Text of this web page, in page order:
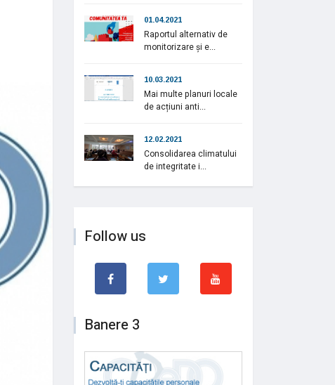
01.04.2021
Raportul alternativ de
monitorizare și e...
10.03.2021
Mai multe planuri locale
de acțiuni anti...
12.02.2021
Consolidarea climatului
de integritate i...
Follow us
Banere 3